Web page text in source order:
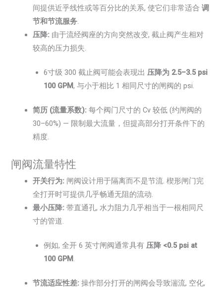
间提供近乎线性或等百分比的关系, 使它们非常适合调
节和节流服务.
压降: 由于流经阀座的方向突然改变, 截止阀产生相对
较高的压力损失.
6寸级 300 截止阀可能会表现出 压降为 2.5–3.5 psi
100 GPM, 与小于相比 1 相同尺寸的闸阀的 psi.
简历 (流量系数): 每个阀门尺寸的 Cv 较低 (约闸阀的
30–60%) — 限制最大流量，但提高部分打开条件下的
精度.
闸阀流量特性
开关行为: 闸阀设计用于隔离而不是节流. 楔形闸门完
全打开时可提供几乎畅通无阻的流动.
最小压降: 带直通孔, 水力阻力几乎相当于一根相同尺
寸的管道.
例如, 全开 6 英寸闸阀通常具有 压降 <0.5 psi at
100 GPM .
节流适应性差: 操作部分打开的闸阀会导致湍流, 空化,